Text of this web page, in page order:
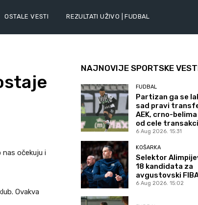
OSTALE VESTI REZULTATI UŽIVO | FUDBAL
očekuju i
Ovakva
NAJNOVIJE SPORTSKE
FUDBAL
Partizan ga se
sad pravi
AEK, crno-
od cele
6 Aug 2026. 15:31
KOŠARKA
Selektor
18 kandidata za
avgustovski
6 Aug 2026. 15:02